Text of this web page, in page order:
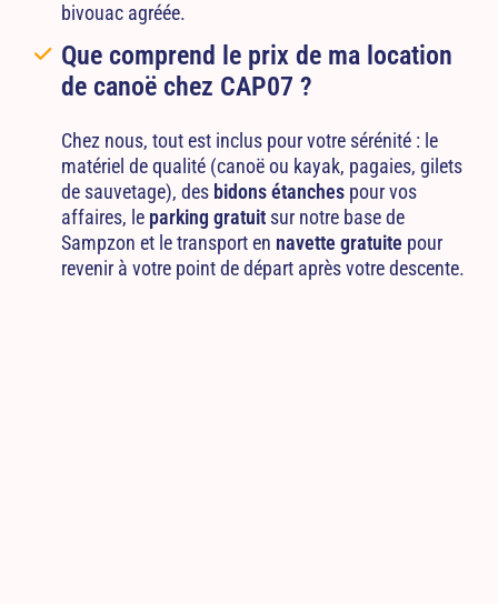
bivouac agréée.
Que comprend le prix de ma location
de canoë chez CAP07 ?
Chez nous, tout est inclus pour votre sérénité : le
matériel de qualité (canoë ou kayak, pagaies, gilets
de sauvetage), des bidons étanches pour vos
affaires, le parking gratuit sur notre base de
Sampzon et le transport en navette gratuite pour
revenir à votre point de départ après votre descente.